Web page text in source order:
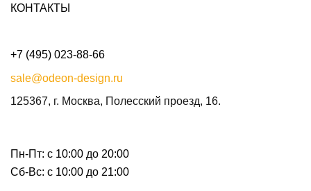
КОНТАКТЫ
+7 (495) 023-88-66
sale@odeon-design.ru
125367, г. Москва, Полесский проезд, 16.
Пн-Пт: с 10:00 до 20:00
Сб-Вс: с 10:00 до 21:00